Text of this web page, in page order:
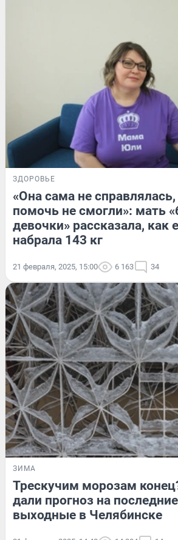
ЗДОРОВЬЕ
«Она сама не
помочь не смогли»: мать
девочки» рассказала, как
набрала 143 кг
21 февраля, 2025, 15:00 6 163 34
ЗИМА
Трескучим морозам
дали прогноз на
выходные в Челябинске